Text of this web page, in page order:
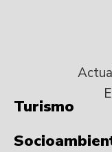
Turismo